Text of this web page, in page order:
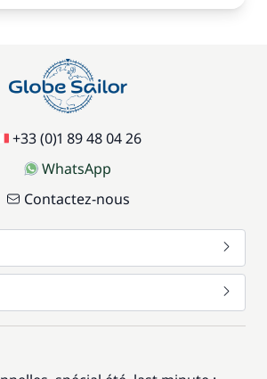
+33 (0)1 89 48 04 26
WhatsApp
Contactez-nous